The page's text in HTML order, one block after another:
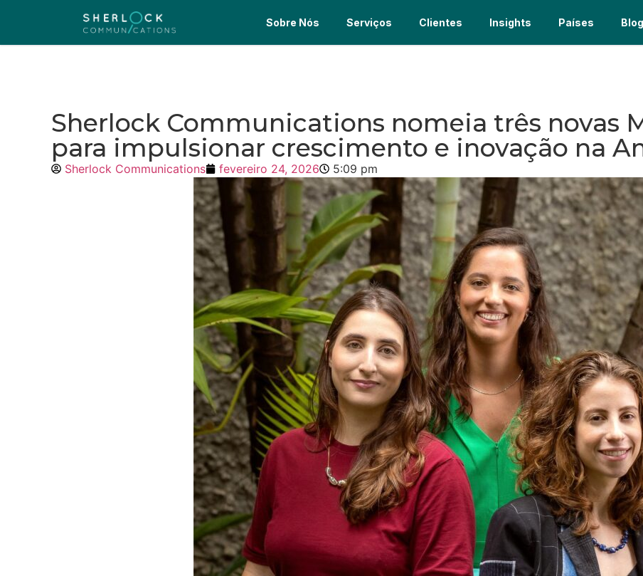
Sobre Nós Serviços Clientes Insights Países Blog
Sherlock Communications nomeia três novas
para impulsionar crescimento e inovação na
Sherlock Communications fevereiro 24, 2026 5:09 pm